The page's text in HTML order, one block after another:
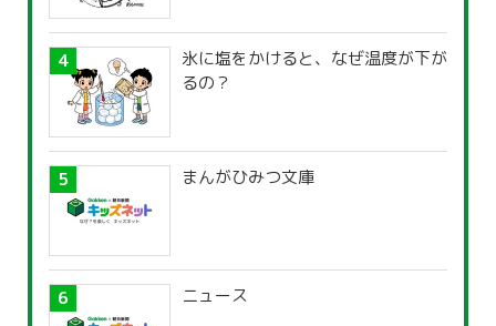
氷に塩をかけると、なぜ温度が下が
るの？
まんがひみつ文庫
ニュース